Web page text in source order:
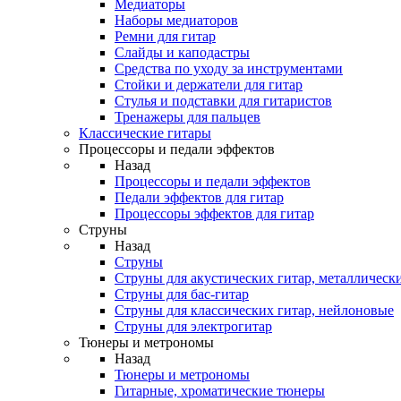
Медиаторы
Наборы медиаторов
Ремни для гитар
Слайды и каподастры
Средства по уходу за инструментами
Стойки и держатели для гитар
Стулья и подставки для гитаристов
Тренажеры для пальцев
Классические гитары
Процессоры и педали эффектов
Назад
Процессоры и педали эффектов
Педали эффектов для гитар
Процессоры эффектов для гитар
Струны
Назад
Струны
Струны для акустических гитар,
Струны для бас-гитар
Струны для классических гитар, нейлоновые
Струны для электрогитар
Тюнеры и метрономы
Назад
Тюнеры и метрономы
Гитарные, хроматические тюнеры